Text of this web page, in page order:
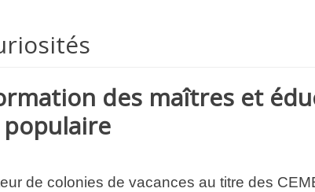
des maîtres et
populaire
de colonies de vacances au titre des